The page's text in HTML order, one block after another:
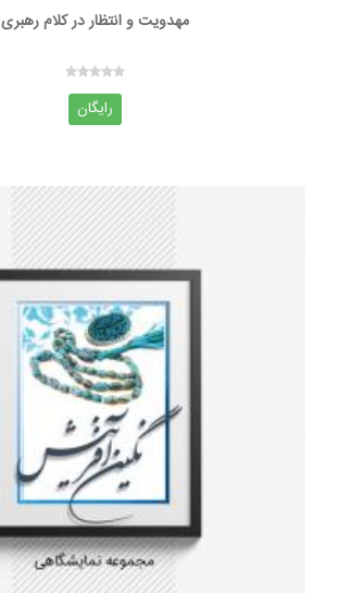
مهدویت و انتظار در کلام رهبری
رایگان